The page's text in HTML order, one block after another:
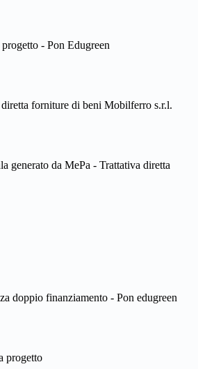
- Pon Edugreen
forniture di beni Mobilferro s.r.l.
generato da MePa - Trattativa diretta
doppio finanziamento - Pon edugreen
progetto